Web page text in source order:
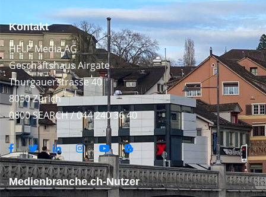
Kontakt
HELP Media AG
Geschäftshaus Airgate
Thurgauerstrasse 40
8050 Zürich
0800 SEARCH / 044 240 36 40
Medienbranche.ch-Nutzer